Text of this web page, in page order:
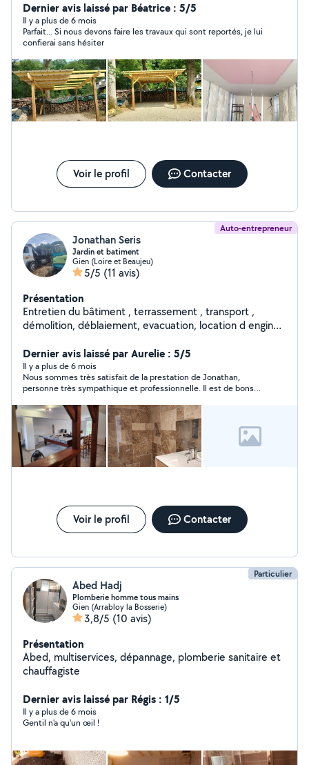
de parquet flottante,pose de carrelage ,et faïence,
travaux de maçonnerie,travail propre et soigné, Je
pourrais vous fournir une facture si besoin,
Dernier avis laissé par Béatrice : 5/5
Il y a plus de 6 mois
Parfait... Si nous devons faire les travaux qui sont reportés, je lui
confierai sans hésiter
Voir le profil Contacter
Auto-entrepreneur
Jonathan Seris
Jardin et batiment
Gien (Loire et Beaujeu)
5/5 (11 avis)
Présentation
Entretien du bâtiment , terrassement , transport ,
démolition, déblaiement, evacuation, location d engin
Dernier avis laissé par Aurelie : 5/5
Il y a plus de 6 mois
Nous sommes très satisfait de la prestation de Jonathan,
personne très sympathique et professionnelle. Il est de bons
recommanderais à d'autres personnes les yeux fermés.
Voir le profil Contacter
Particulier
Abed Hadj
Plomberie homme tous mains
Gien (Arrabloy la Bosserie)
3,8/5 (10 avis)
Présentation
Abed, multiservices, dépannage, plomberie sanitaire et
chauffagiste
Dernier avis laissé par Régis : 1/5
Il y a plus de 6 mois
Gentil n'a qu'un œil !